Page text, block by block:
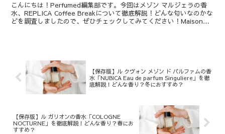
こんにちは！Perfumed編集部です。今回はメゾン マルジェラの香
水、REPLICA Coffee Breakについて徹底解説！どんな匂いなのかな
どを調査しましたので、ぜひチェックしてみてください！Maison
【保存版】ル クヴォン メゾン ド パルファムの香
水「NUBICA Eau de parfum Singuliere」を徹
底解説！どんな香り？冬におすすめ？
【保存版】ル ガリオンの香水「COLOGNE
NOCTURNE」を徹底解説！どんな香り？春にお
すすめ？